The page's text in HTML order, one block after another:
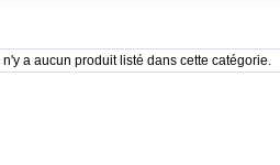
Il n'y a aucun produit listé dans cette catégorie.